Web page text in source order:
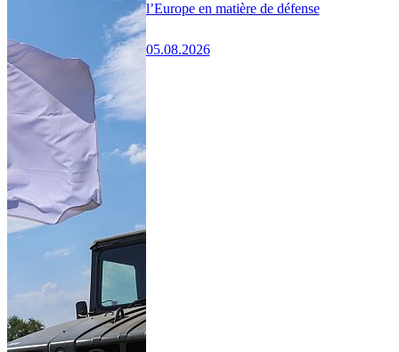
l’Europe en matière de défense
05.08.2026